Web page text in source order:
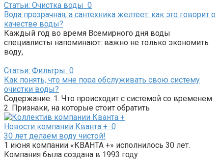
Статьи: Очистка воды 0
Вода прозрачная, а сантехника желтеет: как это говорит о
качестве воды?
Каждый год во время Всемирного дня воды
специалисты напоминают: важно не только экономить
воду,
Статьи: Фильтры 0
Как понять, что мне пора обслуживать свою систему
очистки воды?
Содержание: 1. Что происходит с системой со временем
2. Признаки, на которые стоит обратить
Новости компании Кванта + 0
30 лет делаем воду чистой!
1 июня компании «КВАНТА +» исполнилось 30 лет.
Компания была создана в 1993 году